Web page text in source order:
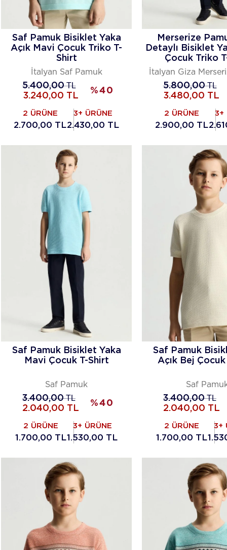
Saf Pamuk Bisiklet Yaka
Açık Mavi Çocuk Triko T-
Shirt
İtalyan Saf Pamuk
5.400,00TL
3.240,00 TL
%40
2 ÜRÜNE
2.700,00 TL
3+ ÜRÜNE
2.430,00 TL
Merserize
Detaylı Bisiklet
Çocuk Triko
İtalyan Giza
5.800,00TL
3.480,00 TL
2 ÜRÜNE
2.900,00 TL
3+
Saf Pamuk Bisiklet Yaka
Mavi Çocuk T-Shirt
Saf Pamuk
3.400,00TL
2.040,00 TL
%40
2 ÜRÜNE
1.700,00 TL
3+ ÜRÜNE
1.530,00 TL
Saf Pamuk
Açık Bej
Saf
3.400,00TL
2.040,00 TL
2 ÜRÜNE
1.700,00 TL
3+